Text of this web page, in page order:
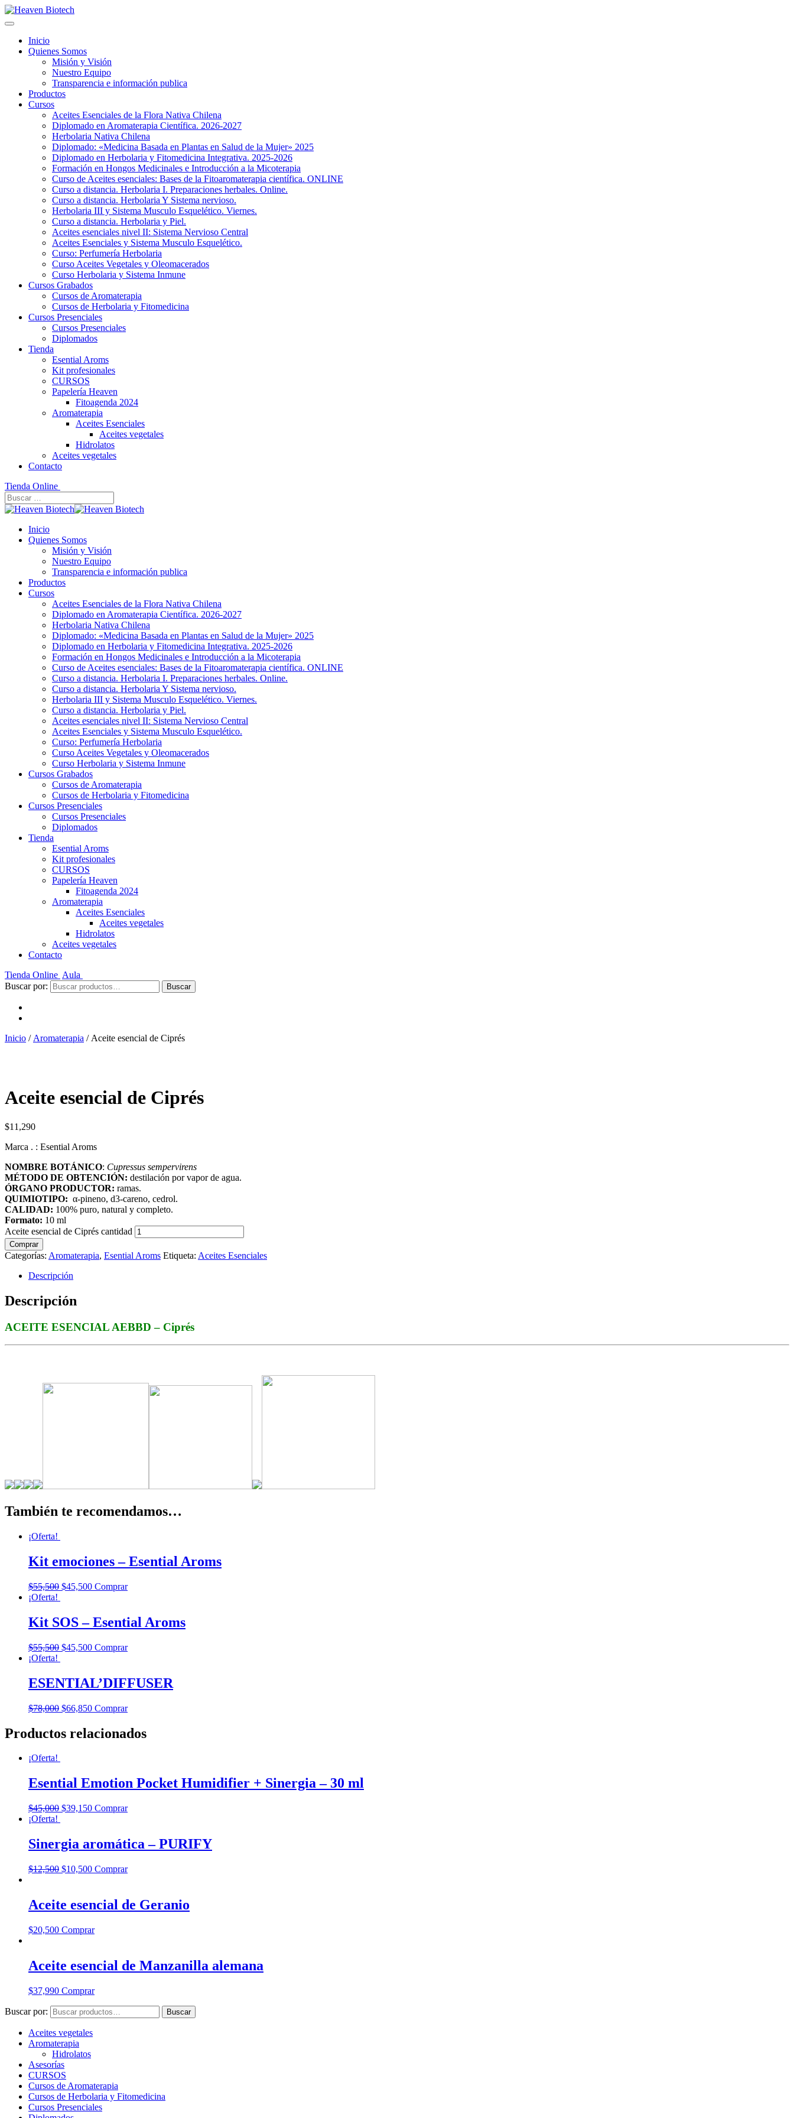
Inicio
Quienes Somos
Misión y Visión
Nuestro Equipo
Transparencia e información publica
Productos
Cursos
Aceites Esenciales de la Flora Nativa Chilena
Diplomado en Aromaterapia Científica. 2026-2027
Herbolaria Nativa Chilena
Diplomado: «Medicina Basada en Plantas en Salud de la Mujer» 2025
Diplomado en Herbolaria y Fitomedicina Integrativa. 2025-2026
Formación en Hongos Medicinales e Introducción a la Micoterapia
Curso de Aceites esenciales: Bases de la Fitoaromaterapia científica. ONLINE
Curso a distancia. Herbolaria I. Preparaciones herbales. Online.
Curso a distancia. Herbolaria Y Sistema nervioso.
Herbolaria III y Sistema Musculo Esquelético. Viernes.
Curso a distancia. Herbolaria y Piel.
Aceites esenciales nivel II: Sistema Nervioso Central
Aceites Esenciales y Sistema Musculo Esquelético.
Curso: Perfumería Herbolaria
Curso Aceites Vegetales y Oleomacerados
Curso Herbolaria y Sistema Inmune
Cursos Grabados
Cursos de Aromaterapia
Cursos de Herbolaria y Fitomedicina
Cursos Presenciales
Cursos Presenciales
Diplomados
Tienda
Esential Aroms
Kit profesionales
CURSOS
Papelería Heaven
Fitoagenda 2024
Aromaterapia
Aceites Esenciales
Aceites vegetales
Hidrolatos
Aceites vegetales
Contacto
Tienda Online
Inicio
Quienes Somos
Misión y Visión
Nuestro Equipo
Transparencia e información publica
Productos
Cursos
Aceites Esenciales de la Flora Nativa Chilena
Diplomado en Aromaterapia Científica. 2026-2027
Herbolaria Nativa Chilena
Diplomado: «Medicina Basada en Plantas en Salud de la Mujer» 2025
Diplomado en Herbolaria y Fitomedicina Integrativa. 2025-2026
Formación en Hongos Medicinales e Introducción a la Micoterapia
Curso de Aceites esenciales: Bases de la Fitoaromaterapia científica. ONLINE
Curso a distancia. Herbolaria I. Preparaciones herbales. Online.
Curso a distancia. Herbolaria Y Sistema nervioso.
Herbolaria III y Sistema Musculo Esquelético. Viernes.
Curso a distancia. Herbolaria y Piel.
Aceites esenciales nivel II: Sistema Nervioso Central
Aceites Esenciales y Sistema Musculo Esquelético.
Curso: Perfumería Herbolaria
Curso Aceites Vegetales y Oleomacerados
Curso Herbolaria y Sistema Inmune
Cursos Grabados
Cursos de Aromaterapia
Cursos de Herbolaria y Fitomedicina
Cursos Presenciales
Cursos Presenciales
Diplomados
Tienda
Esential Aroms
Kit profesionales
CURSOS
Papelería Heaven
Fitoagenda 2024
Aromaterapia
Aceites Esenciales
Aceites vegetales
Hidrolatos
Aceites vegetales
Contacto
Tienda Online Aula
Buscar por:
Buscar
Inicio / Aromaterapia / Aceite esencial de Ciprés
Aceite esencial de Ciprés
$11,290
Marca . : Esential Aroms
NOMBRE BOTÁNICO: Cupressus sempervirens
MÉTODO DE OBTENCIÓN: destilación por vapor de agua.
ÓRGANO PRODUCTOR: ramas.
QUIMIOTIPO: α-pineno, d3-careno, cedrol.
CALIDAD: 100% puro, natural y completo.
Formato: 10 ml
Aceite esencial de Ciprés cantidad
Comprar
Categorías: Aromaterapia, Esential Aroms Etiqueta: Aceites Esenciales
Descripción
Descripción
ACEITE ESENCIAL AEBBD – Ciprés
También te recomendamos…
¡Oferta!
Kit emociones – Esential Aroms
$55,500 $45,500 Comprar
¡Oferta!
Kit SOS – Esential Aroms
$55,500 $45,500 Comprar
¡Oferta!
ESENTIAL’DIFFUSER
$78,000 $66,850 Comprar
Productos relacionados
¡Oferta!
Esential Emotion Pocket Humidifier + Sinergia – 30 ml
$45,000 $39,150 Comprar
¡Oferta!
Sinergia aromática – PURIFY
$12,500 $10,500 Comprar
Aceite esencial de Geranio
$20,500 Comprar
Aceite esencial de Manzanilla alemana
$37,990 Comprar
Buscar por: Buscar
Aceites vegetales
Aromaterapia
Hidrolatos
Asesorías
CURSOS
Cursos de Aromaterapia
Cursos de Herbolaria y Fitomedicina
Cursos Presenciales